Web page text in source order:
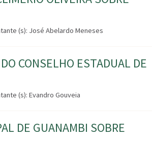
(s): José Abelardo Meneses
CONSELHO ESTADUAL DE
(s): Evandro Gouveia
DE GUANAMBI SOBRE